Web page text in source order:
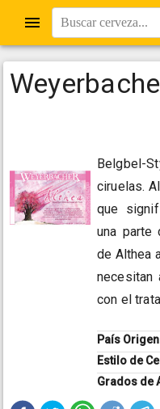
Buscar cerveza...
Belgbel-
ciruelas.
que
una parte
de Althea
necesitan
con el
País
Estilo de
Grados de